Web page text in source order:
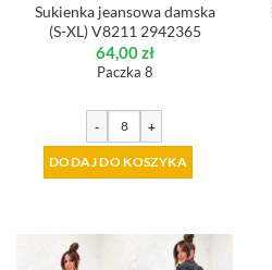
Sukienka jeansowa damska
(S-XL) V8211 2942365
64,00zł
Paczka 8
- +
DODAJ DO KOSZYKA